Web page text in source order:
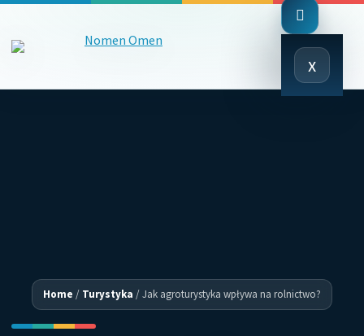
x
Close
Menu
Home / Turystyka /Jak agroturystyka wpływa na rolnictwo?